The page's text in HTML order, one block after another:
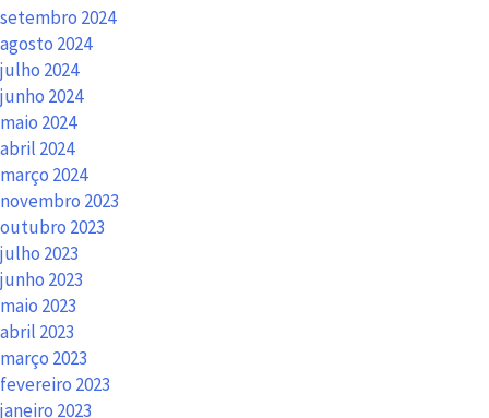
setembro 2024
agosto 2024
julho 2024
junho 2024
maio 2024
abril 2024
março 2024
novembro 2023
outubro 2023
julho 2023
junho 2023
maio 2023
abril 2023
março 2023
fevereiro 2023
janeiro 2023